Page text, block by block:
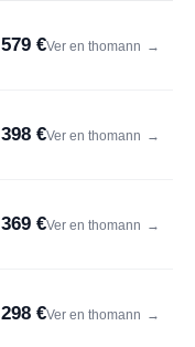
579 €Ver en thomann →
398 €Ver en thomann →
369 €Ver en thomann →
298 €Ver en thomann →